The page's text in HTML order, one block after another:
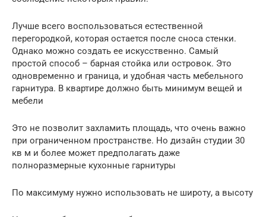
Лучше всего воспользоваться естественной
перегородкой, которая остается после сноса стенки.
Однако можно создать ее искусственно. Самый
простой способ – барная стойка или островок. Это
одновременно и граница, и удобная часть мебельного
гарнитура. В квартире должно быть минимум вещей и
мебели
Это не позволит захламить площадь, что очень важно
при ограниченном пространстве. Но дизайн студии 30
кв м и более может предполагать даже
полноразмерные кухонные гарнитуры
По максимуму нужно использовать не широту, а высоту